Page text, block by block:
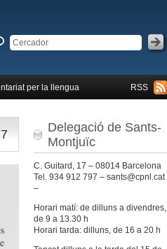
RSS
per la llengua
Delegació de Sants-
Montjuïc
C. Guitard, 17 – 08014 Barcelona
Tel. 934 912 797 – sants@cpnl.cat
–
Horari matí: de dilluns a divendres,
de 9 a 13.30 h
Horari tarda: dilluns, de 16 a 20 h